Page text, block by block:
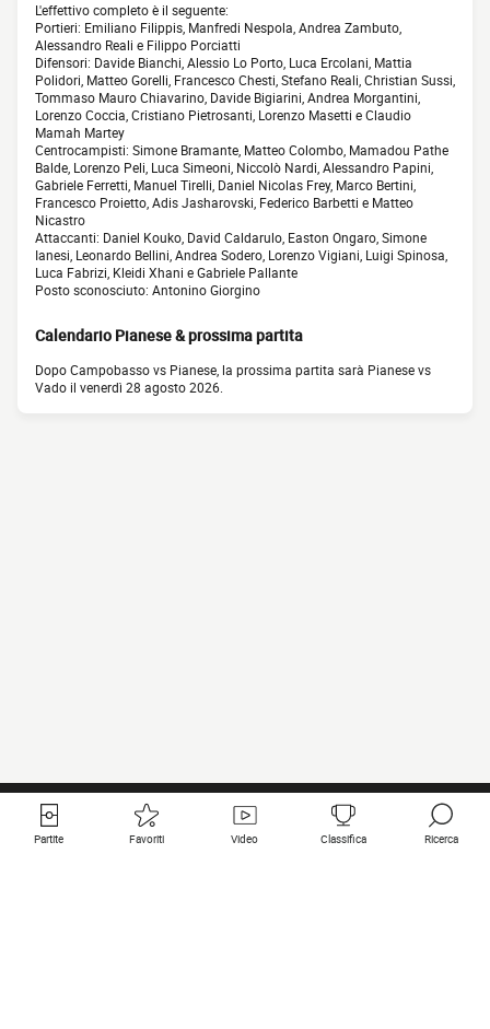
L'effettivo completo è il seguente:
Portieri: Emiliano Filippis, Manfredi Nespola, Andrea Zambuto,
Alessandro Reali e Filippo Porciatti
Difensori: Davide Bianchi, Alessio Lo Porto, Luca Ercolani, Mattia
Polidori, Matteo Gorelli, Francesco Chesti, Stefano Reali, Christian Sussi,
Tommaso Mauro Chiavarino, Davide Bigiarini, Andrea Morgantini,
Lorenzo Coccia, Cristiano Pietrosanti, Lorenzo Masetti e Claudio
Mamah Martey
Centrocampisti: Simone Bramante, Matteo Colombo, Mamadou Pathe
Balde, Lorenzo Peli, Luca Simeoni, Niccolò Nardi, Alessandro Papini,
Gabriele Ferretti, Manuel Tirelli, Daniel Nicolas Frey, Marco Bertini,
Francesco Proietto, Adis Jasharovski, Federico Barbetti e Matteo
Nicastro
Attaccanti: Daniel Kouko, David Caldarulo, Easton Ongaro, Simone
Ianesi, Leonardo Bellini, Andrea Sodero, Lorenzo Vigiani, Luigi Spinosa,
Luca Fabrizi, Kleidi Xhani e Gabriele Pallante
Posto sconosciuto: Antonino Giorgino
Calendario Pianese & prossima partita
Dopo Campobasso vs Pianese, la prossima partita sarà Pianese vs
Vado il venerdì 28 agosto 2026.
Partite Favoriti Video Classifica Ricerca